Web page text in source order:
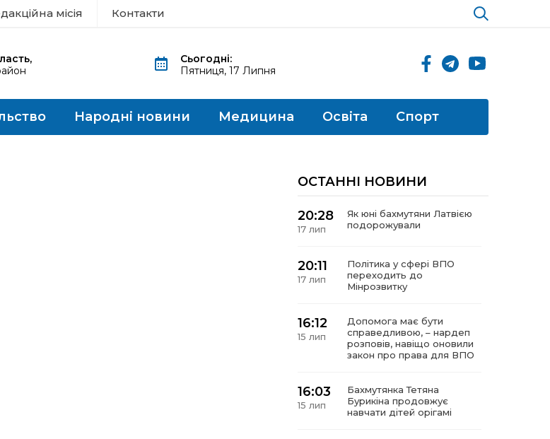
місія Контакти
Сьогодні:
Пятниця, 17 Липня
Народні новини Медицина Освіта Спорт
ОСТАННІ НОВИНИ
20:28
17 лип
Як юні бахмутяни Латвією
подорожували
20:11
17 лип
Політика у сфері ВПО
переходить до
Мінрозвитку
16:12
15 лип
Допомога має бути
справедливою, – нардеп
розповів, навіщо оновили
закон про права для ВПО
16:03
15 лип
Бахмутянка Тетяна
Бурикіна продовжує
навчати дітей орігамі